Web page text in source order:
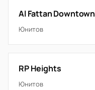
Al Fattan
Юнитов
RP Heights
Юнитов